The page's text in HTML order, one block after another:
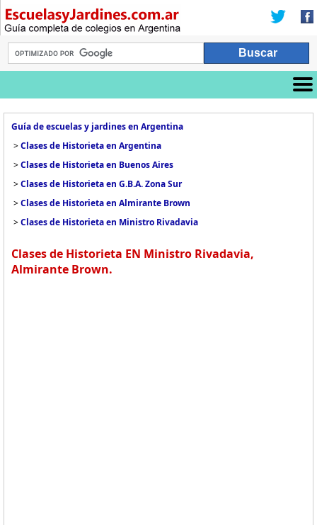
Guía de escuelas y jardines en Argentina
>Clases de Historieta en Argentina
>Clases de Historieta en Buenos Aires
>Clases de Historieta en G.B.A. Zona Sur
>Clases de Historieta en Almirante Brown
>Clases de Historieta en Ministro Rivadavia
Clases de Historieta EN Ministro Rivadavia,
Almirante Brown.